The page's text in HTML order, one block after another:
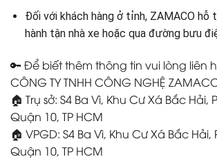
Đối với khách hàng ở tỉnh, ZAMACO hỗ
hành tận nhà xe hoặc qua đường bưu
🔑 Để biết thêm thông tin vui lòng liên
CÔNG TY TNHH CÔNG NGHỆ
🏠 Trụ sở: S4 Ba Vì, Khu Cư Xá Bắc Hải,
Quận 10, TP HCM
🏠 VPGD: S4 Ba Vì, Khu Cư Xá Bắc Hải,
Quận 10, TP HCM